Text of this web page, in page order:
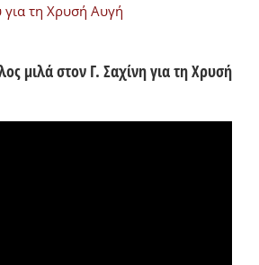
τη Χρυσή Αυγή
μιλά στον Γ. Σαχίνη για τη Χρυσή